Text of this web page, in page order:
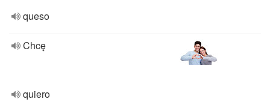
queso
Chcę
quiero